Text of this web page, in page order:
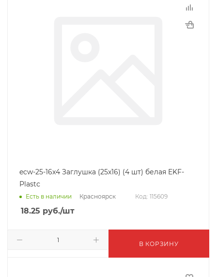
ecw-25-16x4 Заглушка (25x16) (4 шт) белая EKF-
Plastс
Есть в наличии Красноярск Код: 115609
18.25 руб./шт
В КОРЗИНУ